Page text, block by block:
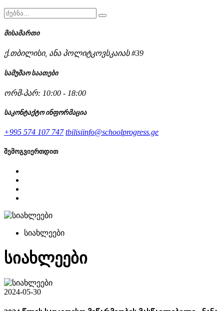
მისამართი
ქ.თბილისი, ანა პოლიტკოვსკაიას #39
სამუშაო საათები
ორშ-პარ: 10:00 - 18:00
საკონტაქტო ინფორმაცია
+995 574 107 747 tbilisiinfo@schoolprogress.ge
შემოგვიერთდით
სიახლეები
სიახლეები
2024-05-30